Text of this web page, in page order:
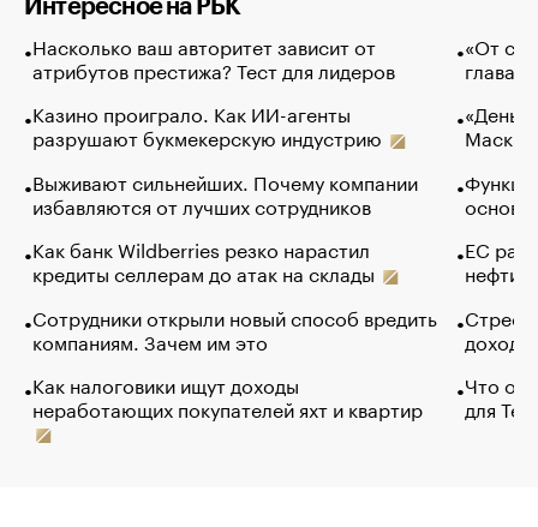
Интересное на РБК
Насколько ваш авторитет зависит от
атрибутов престижа? Тест для лидеров
Казино проиграло. Как ИИ-агенты
разрушают букмекерскую индустрию
Выживают сильнейших. Почему компании
избавляются от лучших сотрудников
Как банк Wildberries резко нарастил
кредиты селлерам до атак на склады
Сотрудники открыли новый способ вредить
компаниям. Зачем им это
Как налоговики ищут доходы
неработающих покупателей яхт и квартир
«От
глава
Маск в
основ
ЕС
нефти
Что
для